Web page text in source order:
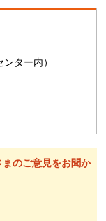
ター内）
のご意見をお聞か